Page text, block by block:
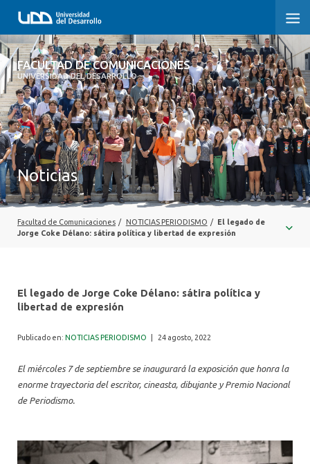
FACULTAD DE COMUNICACIONES
UNIVERSIDAD DEL DESARROLLO
FACULTAD DE COMUNICACIONES
INICIO
SOBRE LA FACULTAD
CARRERAS
POSTGRADOS Y EDUCACIÓN CONTINUA
INVESTIGACIÓN
ALUMNI
Noticias
Facultad de Comunicaciones / NOTICIAS PERIODISMO / El legado de
Jorge Coke Délano: sátira política y libertad de expresión
El legado de Jorge Coke Délano: sátira política y
libertad de expresión
Publicado en: NOTICIAS PERIODISMO 24 agosto, 2022
El miércoles 7 de septiembre se inaugurará la exposición que honra la
enorme trayectoria del escritor, cineasta, dibujante y Premio Nacional
de Periodismo.